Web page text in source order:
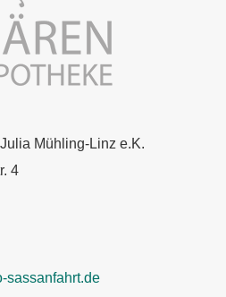
Mühling-Linz e.K.
4
sassanfahrt.de